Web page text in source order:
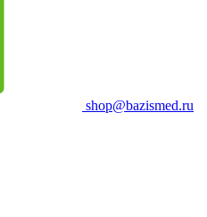
shop@bazismed.ru